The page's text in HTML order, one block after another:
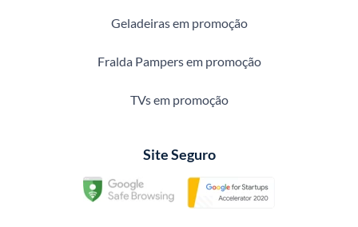
Geladeiras em promoção
Fralda Pampers em promoção
TVs em promoção
Site Seguro